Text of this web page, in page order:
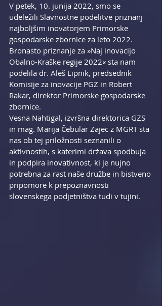
V petek, 10. junija 2022, smo se
udeležili Slavnostne podelitve priznanj
najboljšim inovatorjem Primorske
gospodarske zbornice za leto 2022.
Bronasto priznanje za »Naj inovacijo
Obalno-Kraške regije 2022« sta nam
podelila dr. Aleš Lipnik, predsednik
Komisije za inovacije PGZ in Robert
Rakar, direktor Primorske gospodarske
zbornice.
Vesna Nahtigal, izvršna direktorica GZS
in mag. Marija Čebular Zajec z MGRT sta
nas ob tej priložnosti seznanili o
aktivnostih, s katerimi država spodbuja
in podpira inovativnost, ki je nujno
potrebna za rast naše družbe in bistveno
pripomore k prepoznavnosti
slovenskega podjetništva tudi v tujini.